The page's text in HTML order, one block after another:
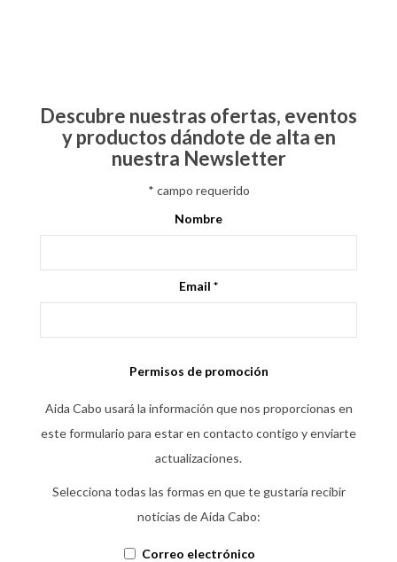
Descubre nuestras ofertas, eventos
y productos dándote de alta en
nuestra Newsletter
* campo requerido
Nombre
Email *
Permisos de promoción
Aida Cabo usará la información que nos proporcionas en
este formulario para estar en contacto contigo y enviarte
actualizaciones.
Selecciona todas las formas en que te gustaría recibir
noticias de Aida Cabo:
Correo electrónico